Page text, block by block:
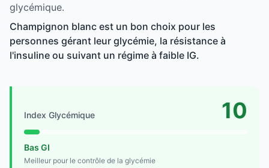
glycémique.
Champignon blanc est un bon choix pour les
personnes gérant leur glycémie, la résistance à
l'insuline ou suivant un régime à faible IG.
Index Glycémique 10
Bas GI
Meilleur pour le contrôle de la glycémie